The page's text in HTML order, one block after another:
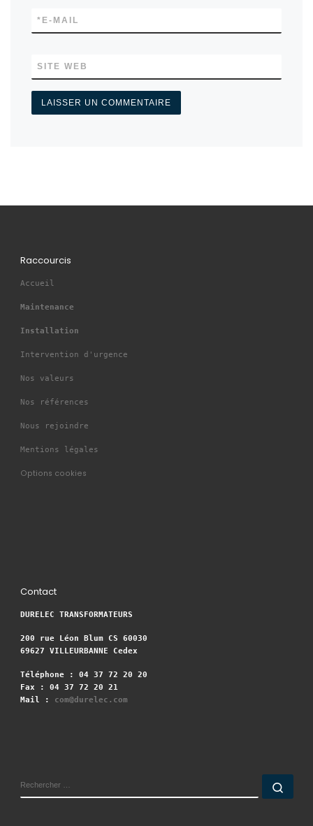
E-MAIL
*
SITE WEB
Raccourcis
Accueil
Maintenance
Installation
Intervention d'urgence
Nos valeurs
Nos références
Nous rejoindre
Mentions légales
Options cookies
Contact
DURELEC TRANSFORMATEURS
200 rue Léon Blum CS 60030
69627 VILLEURBANNE Cedex
Téléphone : 04 37 72 20 20
Fax : 04 37 72 20 21
Mail :
com@durelec.com